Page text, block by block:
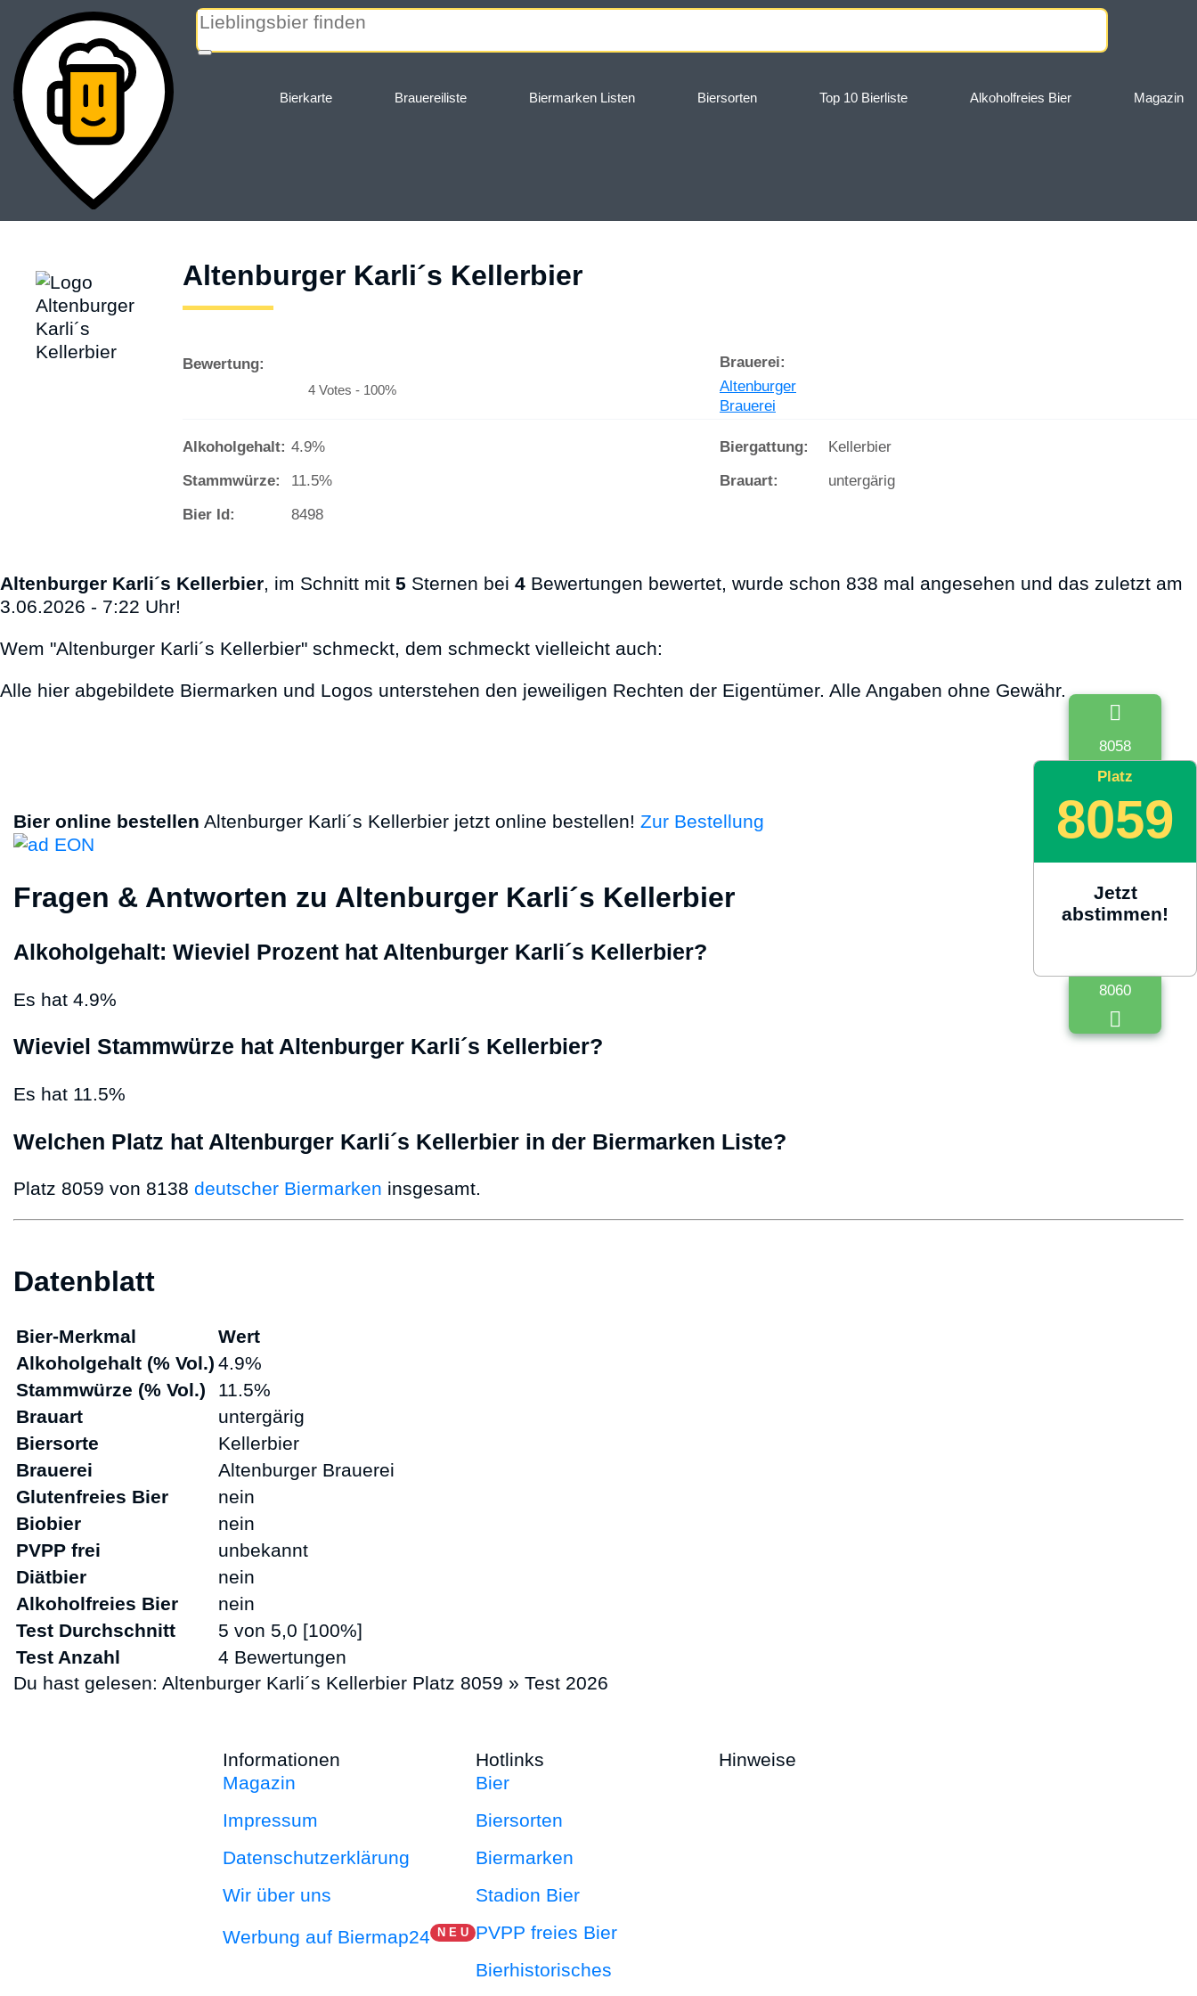
Bierkarte Brauereiliste Biermarken Listen Biersorten Top 10 Bierliste Alkoholfreies Bier Magazin
« zurück
Altenburger Karli´s Kellerbier
Bewertung:
4 Votes - 100%
Brauerei:
Altenburger
Brauerei
Alkoholgehalt: 4.9%
Stammwürze:
11.5%
Bier Id:
8498
Biergattung:
Kellerbier
Brauart:
untergärig
Altenburger Karli´s Kellerbier, im Schnitt mit 5 Sternen bei 4 Bewertungen bewertet, wurde schon 838 mal angesehen und das zuletzt am
3.06.2026 - 7:22 Uhr!
Wem "Altenburger Karli´s Kellerbier" schmeckt, dem schmeckt vielleicht auch:
Alle hier abgebildete Biermarken und Logos unterstehen den jeweiligen Rechten der Eigentümer. Alle Angaben ohne Gewähr.
8058
Platz
8059
Jetzt
abstimmen!
8060
Bier online bestellen Altenburger Karli´s Kellerbier jetzt online bestellen! Zur Bestellung
Fragen & Antworten zu Altenburger Karli´s Kellerbier
Alkoholgehalt: Wieviel Prozent hat Altenburger Karli´s Kellerbier?
Es hat 4.9%
Wieviel Stammwürze hat Altenburger Karli´s Kellerbier?
Es hat 11.5%
Welchen Platz hat Altenburger Karli´s Kellerbier in der Biermarken Liste?
Platz 8059 von 8138 deutscher Biermarken insgesamt.
Datenblatt
Bier-Merkmal
Wert
Alkoholgehalt (% Vol.) 4.9%
Stammwürze (% Vol.)
11.5%
Brauart
untergärig
Biersorte
Kellerbier
Brauerei
Altenburger Brauerei
Glutenfreies Bier
nein
Biobier
nein
PVPP frei
unbekannt
Diätbier
nein
Alkoholfreies Bier
nein
Test Durchschnitt
5 von 5,0 [100%]
Test Anzahl
4 Bewertungen
Du hast gelesen: Altenburger Karli´s Kellerbier Platz 8059 » Test 2026
Informationen
Magazin
Impressum
Datenschutzerklärung
Wir über uns
Werbung auf Biermap24 N E U
Hotlinks
Bier
Biersorten
Biermarken
Stadion Bier
PVPP freies Bier
Bierhistorisches
Hinweise